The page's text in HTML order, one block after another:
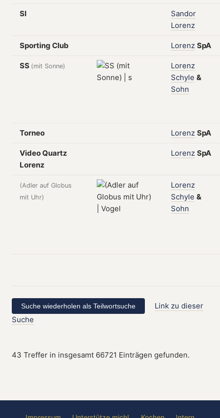
Sl
Sandor
Lorenz
Sporting Club Lorenz SpA
SS (mit Sonne)
Lorenz
Schyle &
Sohn
Torneo Lorenz SpA
Video Quartz
Lorenz
Lorenz SpA
(Adler auf Globus
mit Uhr)
Lorenz
Schyle &
Sohn
Link zu dieser
Suche
43 Treffer in insgesamt 66721 Einträgen gefunden.